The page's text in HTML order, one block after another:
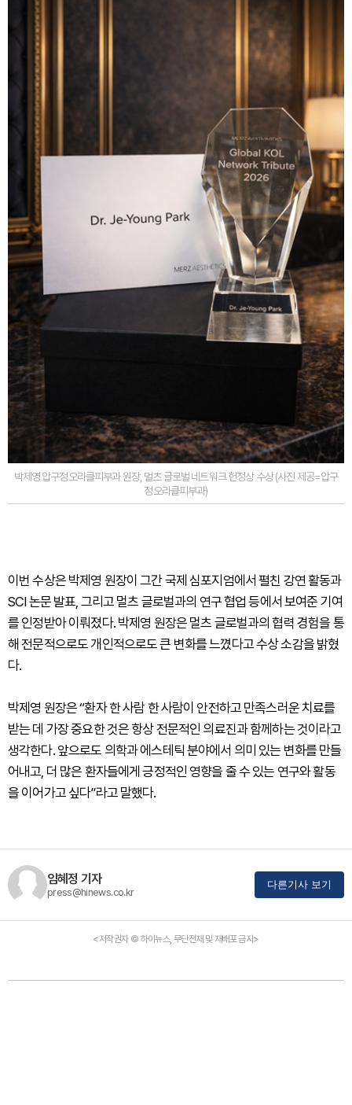
박제영 압구정오라클피부과 원장, 멀츠 글로벌 네트워크 헌정상 수상 (사진 제공=압구
정오라클피부과)
이번 수상은 박제영 원장이 그간 국제 심포지엄에서 펼친 강연 활동과
SCI 논문 발표, 그리고 멀츠 글로벌과의 연구 협업 등에서 보여준 기여
를 인정받아 이뤄졌다. 박제영 원장은 멀츠 글로벌과의 협력 경험을 통
해 전문적으로도 개인적으로도 큰 변화를 느꼈다고 수상 소감을 밝혔
다.
박제영 원장은 “환자 한 사람 한 사람이 안전하고 만족스러운 치료를
받는 데 가장 중요한 것은 항상 전문적인 의료진과 함께하는 것이라고
생각한다. 앞으로도 의학과 에스테틱 분야에서 의미 있는 변화를 만들
어내고, 더 많은 환자들에게 긍정적인 영향을 줄 수 있는 연구와 활동
을 이어가고 싶다”라고 말했다.
임혜정 기자
press@hinews.co.kr
다른기사 보기
<저작권자 © 하이뉴스, 무단전재 및 재배포 금지>